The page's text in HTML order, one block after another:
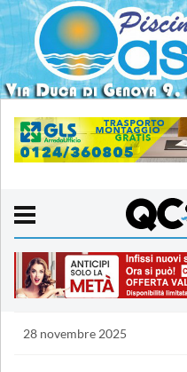
28 novembre 2025